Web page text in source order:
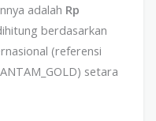
adalah Rp
berdasarkan
(referensi
setara